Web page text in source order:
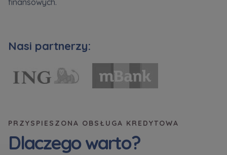
finansowych.
Nasi partnerzy:
PRZYSPIESZONA OBSŁUGA KREDYTOWA
Dlaczego warto?
pakietu akcji proszę wysyłać na
notyfikacje@murapol.pl